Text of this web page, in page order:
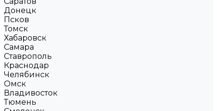
Донецк
Псков
Томск
Хабаровск
Самара
Ставрополь
Краснодар
Челябинск
Омск
Владивосток
Тюмень